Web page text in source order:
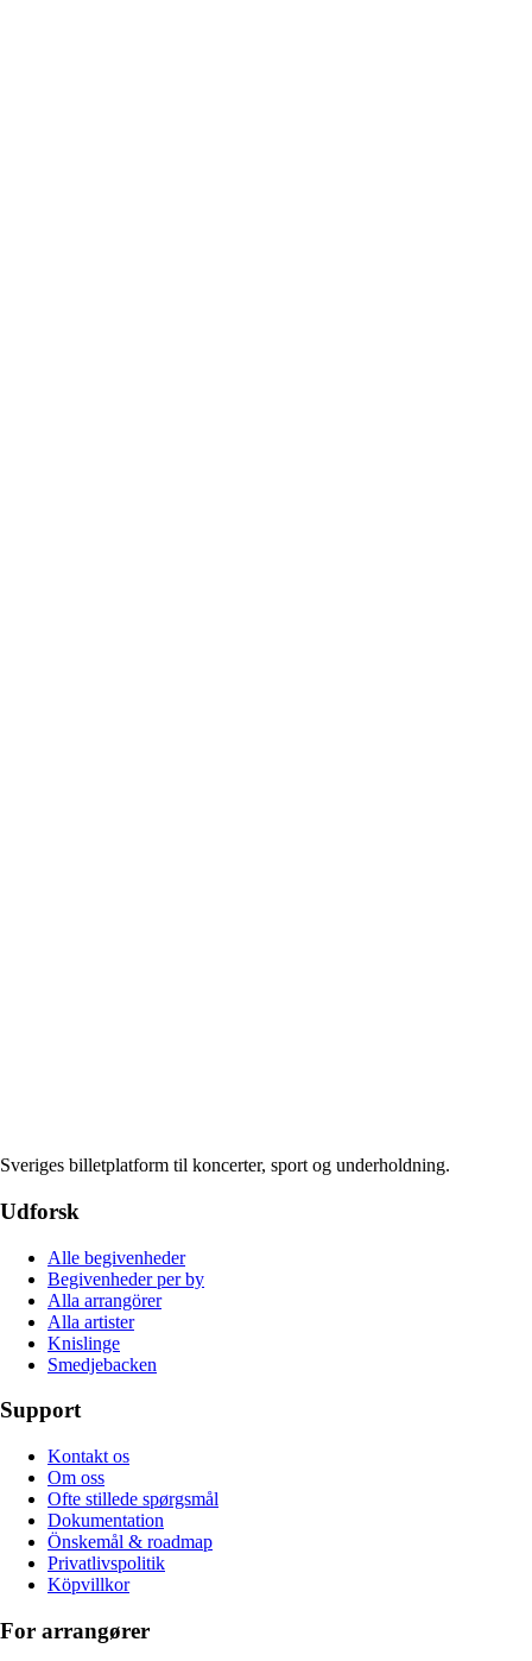
Sveriges billetplatform til koncerter, sport og underholdning.
Udforsk
Alle begivenheder
Begivenheder per by
Alla arrangörer
Alla artister
Knislinge
Smedjebacken
Support
Kontakt os
Om oss
Ofte stillede spørgsmål
Dokumentation
Önskemål & roadmap
Privatlivspolitik
Köpvillkor
For arrangører